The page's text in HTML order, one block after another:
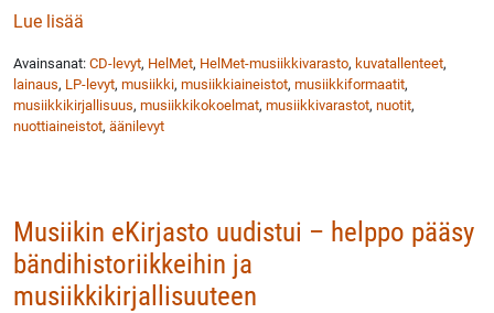
Lue lisää
Avainsanat: CD-levyt, HelMet, HelMet-musiikkivarasto, kuvatallenteet,
lainaus, LP-levyt, musiikki, musiikkiaineistot, musiikkiformaatit,
musiikkikirjallisuus, musiikkikokoelmat, musiikkivarastot, nuotit,
nuottiaineistot, äänilevyt
Musiikin eKirjasto uudistui – helppo pääsy
bändihistoriikkeihin ja
musiikkikirjallisuuteen